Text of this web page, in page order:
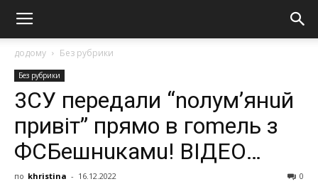
додому Без рубрики
Без рубрики
3СУ передали “nолум’янuй
привіт” прямо в гоmель з
ФСБешнuкамu! ВІДЕО…
по khristina - 16.12.2022 0